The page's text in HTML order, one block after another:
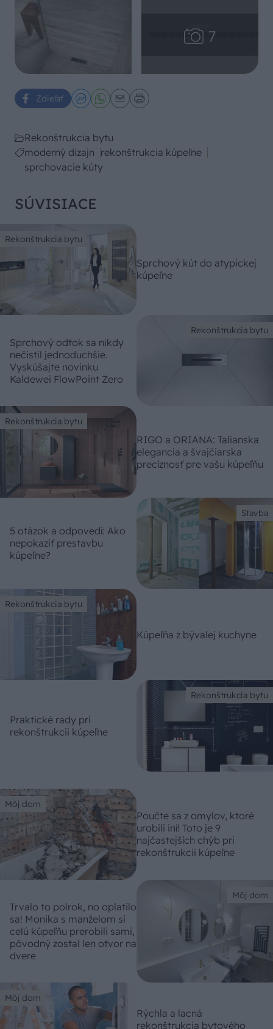
Zdieľať
Rekonštrukcia bytu
moderný dizajn rekonštrukcia kúpeľne
sprchovacie kúty
SÚVISIACE
Rekonštrukcia bytu
Sprchový kút do atypickej
kúpeľne
Rekonštrukcia bytu
Sprchový odtok sa nikdy
nečistil jednoduchšie.
Vyskúšajte novinku
Kaldewei FlowPoint Zero
Rekonštrukcia bytu
RIGO a ORIANA: Talianska
elegancia a švajčiarska
precíznosť pre vašu kúpeľňu
Stavba
5 otázok a odpovedí: Ako
nepokaziť prestavbu
kúpeľne?
Rekonštrukcia bytu
Kúpeľňa z bývalej kuchyne
Rekonštrukcia bytu
Praktické rady pri
rekonštrukcii kúpeľne
Môj dom
Poučte sa z omylov, ktoré
urobili iní! Toto je 9
najčastejších chýb pri
rekonštrukcii kúpeľne
Môj dom
Trvalo to polrok, no oplatilo
sa! Monika s manželom si
celú kúpeľňu prerobili sami,
pôvodný zostal len otvor na
dvere
Môj dom
Rýchla a lacná
rekonštrukcia bytového